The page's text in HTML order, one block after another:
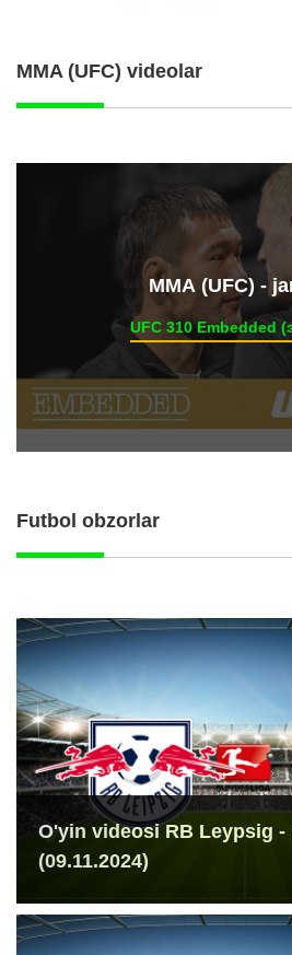
MMA (UFC) videolar
ММА (UFC) -
UFC 310 Embedded
Futbol obzorlar
O'yin videosi RB Leypsig -
(09.11.2024)